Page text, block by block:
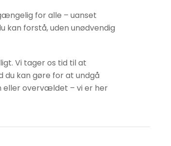
for alle – uanset
kan forstå, uden unødvendig
Vi tager os tid til at
du kan gøre for at undgå
eller overvældet – vi er her